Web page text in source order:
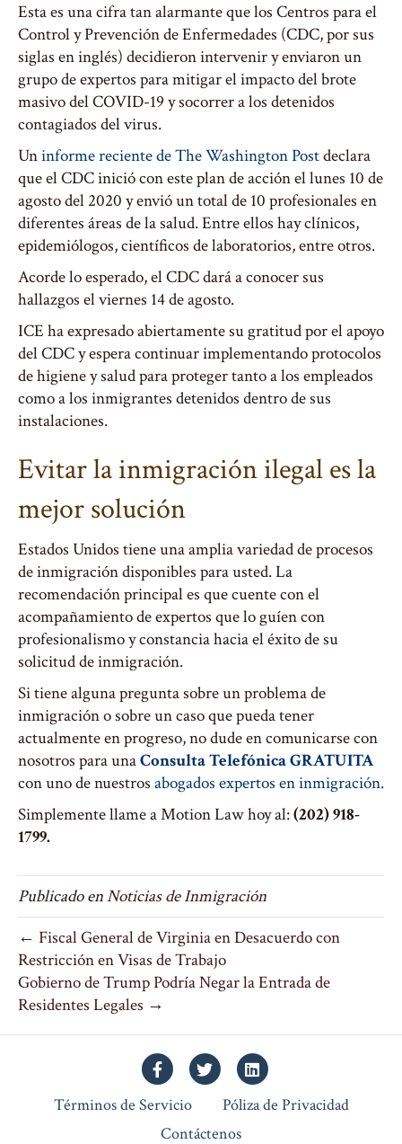
Esta es una cifra tan alarmante que los Centros para el
Control y Prevención de Enfermedades (CDC, por sus
siglas en inglés) decidieron intervenir y enviaron un
grupo de expertos para mitigar el impacto del brote
masivo del COVID-19 y socorrer a los detenidos
contagiados del virus.
Uninforme reciente de The Washington Postdeclara
que el CDC inició con este plan de acción el lunes 10 de
agosto del 2020 y envió un total de 10 profesionales en
diferentes áreas de la salud. Entre ellos hay clínicos,
epidemiólogos, científicos de laboratorios, entre otros.
Acorde lo esperado, el CDC dará a conocer sus
hallazgos el viernes 14 de agosto.
ICE ha expresado abiertamente su gratitud por el apoyo
del CDC y espera continuar implementando protocolos
de higiene y salud para proteger tanto a los empleados
como a los inmigrantes detenidos dentro de sus
instalaciones.
Evitar la inmigración ilegal es la
mejor solución
Estados Unidos tiene una amplia variedad de procesos
de inmigración disponibles para usted. La
recomendación principal es que cuente con el
acompañamiento de expertos que lo guíen con
profesionalismo y constancia hacia el éxito de su
solicitud de inmigración.
Si tiene alguna pregunta sobre un problema de
inmigración o sobre un caso que pueda tener
actualmente en progreso, no dude en comunicarse con
nosotros para unaConsulta Telefónica GRATUITA
con uno de nuestros abogados expertos en inmigración.
Simplemente llame a Motion Law hoy al:(202) 918-
1799.
Publicado enNoticias de Inmigración
← Fiscal General de Virginia en Desacuerdo con
Restricción en Visas de Trabajo
Gobierno de Trump Podría Negar la Entrada de
Residentes Legales →
FacebookTwitterLinkedin
Términos de Servicio
Póliza de Privacidad
Contáctenos